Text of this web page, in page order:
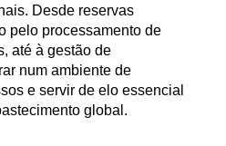
Desde reservas
pelo processamento de
até à gestão de
num ambiente de
e servir de elo essencial
global.